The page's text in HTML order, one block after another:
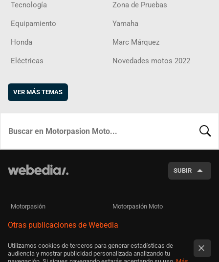
Tecnología Zona de Pruebas
Equipamiento Yamaha
Honda Marc Márquez
Eléctricas Novedades motos 2022
VER MÁS TEMAS
SUBIR
Motorpasión Motorpasión Moto
Otras publicaciones de Webedia
Utilizamos cookies de terceros para generar estadísticas de
audiencia y mostrar publicidad personalizada analizando tu